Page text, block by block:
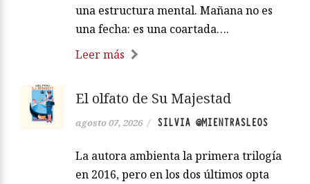
una estructura mental. Mañana no es
una fecha: es una coartada….
Leer más
El olfato de Su Majestad
agosto 07, 2026 / SILVIA @MIENTRASLEOS
La autora ambienta la primera trilogía
en 2016, pero en los dos últimos opta